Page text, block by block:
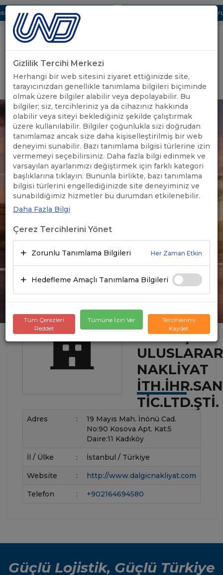
Dijital UBAK Bölümü Hakkında UND, Yunanistan Vize
Uluslararası Nakliyeciler Derneği
GİRİŞ YAP
DALGIÇ
NAKLIYAT
TIC.LTD.ŞTI.
Adres :
19 Mayıs Mah. İnönü Cad.
No:90 Kosova Apt. Kat:5
Daire:11 Kadıköy
İl / Ülke : İstanbul / Türkiye
Website : http://www.dalgicnakliyat.com
Telefon : +902164694580
Güçlü Lojistik, Güçlü Türkiye
Gizlilik Tercihi Merkezi
Herhangi bir web sitesini ziyaret ettiğinizde site,
tarayıcınızdan genellikle tanımlama bilgileri biçiminde
olmak üzere bilgiler alabilir veya depolayabilir. Bu
bilgiler; siz, tercihleriniz ya da cihazınız hakkında
olabilir veya siteyi beklediğiniz şekilde çalıştırmak
üzere kullanılabilir. Bilgiler çoğunlukla sizi doğrudan
tanımlamaz ancak size daha kişiselleştirilmiş bir web
deneyimi sunabilir. Bazı tanımlama bilgisi türlerine izin
vermemeyi seçebilirsiniz. Daha fazla bilgi edinmek ve
varsayılan ayarlarımızı değiştirmek için farklı kategori
başlıklarına tıklayın. Bununla birlikte, bazı tanımlama
bilgisi türlerini engellediğinizde site deneyiminiz ve
sunabildiğimiz hizmetler bu durumdan etkilenebilir.
Daha Fazla Bilgi
Çerez Tercihlerini Yönet
Zorunlu Tanımlama Bilgileri Her Zaman Etkin
Hedefleme Amaçlı Tanımlama Bilgileri
Tüm Çerezleri
Reddet
Tümüne İzin Ver
Tercihlerimi
Kaydet